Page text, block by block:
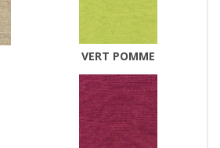
VERT POMME